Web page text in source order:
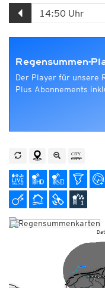
Regensummen-
Der Player für unsere
Plus Abonnements